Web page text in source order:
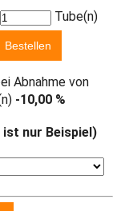
Tube(n)
Abnahme von
-10,00 %
nur Beispiel)